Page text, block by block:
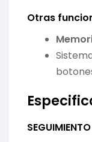
Otras
SEGUIMIENTO